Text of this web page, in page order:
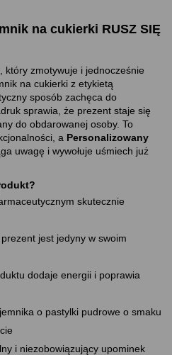
na cukierki RUSZ SIĘ
który zmotywuje i jednocześnie
na cukierki z etykietą
sposób zachęca do
sprawia, że prezent staje się
do obdarowanej osoby. To
a Personalizowany
uwagę i wywołuje uśmiech już
skutecznie
jest jedyny w swoim
dodaje energii i poprawia
o pastylki pudrowe o smaku
i niezobowiązujący upominek